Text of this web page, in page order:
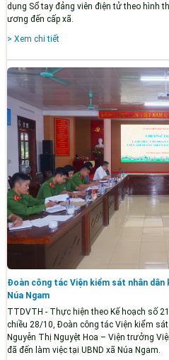
dụng Sổ tay đảng viên điện tử theo hình
ương đến cấp xã.
> Xem chi tiết
Đoàn công tác Viện kiểm sát nhân dân
Núa Ngam
TTDVTH - Thực hiện theo Kế hoạch số
chiều 28/10, Đoàn công tác Viện kiểm
Nguyễn Thị Nguyệt Hoa – Viện trưởng
đã đến làm việc tại UBND xã Núa Ngam.